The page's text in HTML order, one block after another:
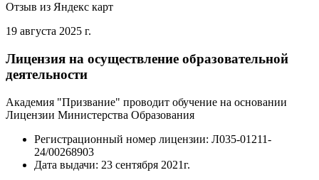
Отзыв из Яндекс карт
19 августа 2025 г.
Лицензия на осуществление образовательной
деятельности
Академия "Призвание" проводит обучение на основании
Лицензии Министерства Образования
Регистрационный номер лицензии: Л035-01211-
24/00268903
Дата выдачи: 23 сентября 2021г.